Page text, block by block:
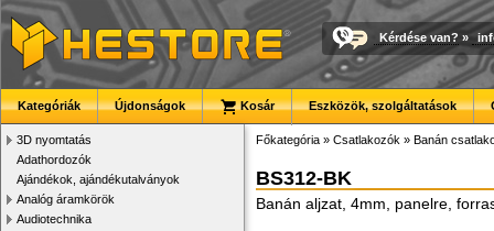
Kérdése van? »
Kategóriák Újdonságok Kosár Eszközök, szolgáltatások
3D nyomtatás
Adathordozók
Ajándékok, ajándékutalványok
Analóg áramkörök
Audiotechnika
Főkategória » Csatlakozók » Banán
BS312-BK
Banán aljzat, 4mm, panelre,